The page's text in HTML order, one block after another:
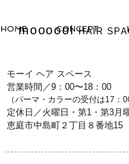
HOME CONCEPT
moooooiHAIR
モーイ ヘア スペース
営業時間／9：00〜18：00
（パーマ・カラーの受付は17：
定休日／火曜日・第1・第3月
恵庭市中島町２丁目８番地15